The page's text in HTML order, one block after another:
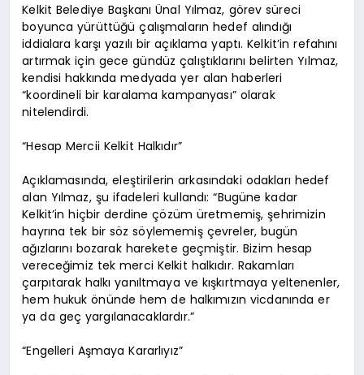
Kelkit Belediye Başkanı Ünal Yılmaz, görev süreci
boyunca yürüttüğü çalışmaların hedef alındığı
iddialara karşı yazılı bir açıklama yaptı. Kelkit’in refahını
artırmak için gece gündüz çalıştıklarını belirten Yılmaz,
kendisi hakkında medyada yer alan haberleri
“koordineli bir karalama kampanyası” olarak
nitelendirdi.
“Hesap Mercii Kelkit Halkıdır”
Açıklamasında, eleştirilerin arkasındaki odakları hedef
alan Yılmaz, şu ifadeleri kullandı: “Bugüne kadar
Kelkit’in hiçbir derdine çözüm üretmemiş, şehrimizin
hayrına tek bir söz söylememiş çevreler, bugün
ağızlarını bozarak harekete geçmiştir. Bizim hesap
vereceğimiz tek merci Kelkit halkıdır. Rakamları
çarpıtarak halkı yanıltmaya ve kışkırtmaya yeltenenler,
hem hukuk önünde hem de halkımızın vicdanında er
ya da geç yargılanacaklardır.”
“Engelleri Aşmaya Kararlıyız”